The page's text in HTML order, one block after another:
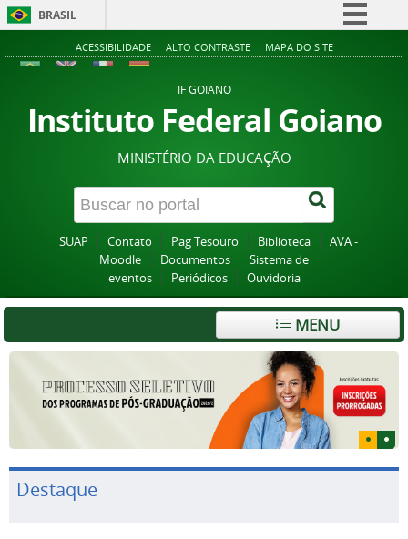
BRASIL
Simplifique!
Acesso à informação
Legislação
Canais
ACESSIBILIDADE ALTO CONTRASTE MAPA DO SITE
IF GOIANO
Instituto Federal Goiano
MINISTÉRIO DA EDUCAÇÃO
SUAP Contato Pag Tesouro Biblioteca
AVA -
Moodle
Documentos
Sistema de
eventos
Periódicos Ouvidoria
MENU
Destaque